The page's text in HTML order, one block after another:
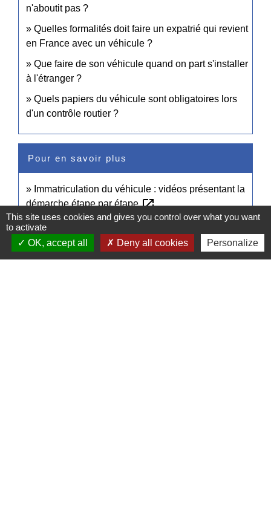
n'aboutit pas ?
Quelles formalités doit faire un expatrié qui revient
en France avec un véhicule ?
Que faire de son véhicule quand on part s'installer
à l'étranger ?
Quels papiers du véhicule sont obligatoires lors
d'un contrôle routier ?
Pour en savoir plus
Immatriculation du véhicule : vidéos présentant la
démarche étape par étapeopen_in_new
Agence nationale des titres sécurisés (ANTS)
Points numériquesopen_in_new
Ministère chargé de l'intérieur
This site uses cookies and gives you control over what you want
to activate
OK, accept all
Deny all cookies Personalize